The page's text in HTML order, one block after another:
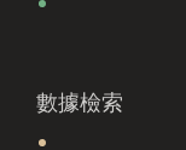
數據檢索